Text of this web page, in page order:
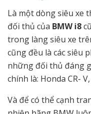
Là một dòng siêu xe
đối thủ của BMW i8
trong làng siêu xe
cũng đều là các siêu
những đối thủ đáng
chính là: Honda CR-
Và để có thể cạnh